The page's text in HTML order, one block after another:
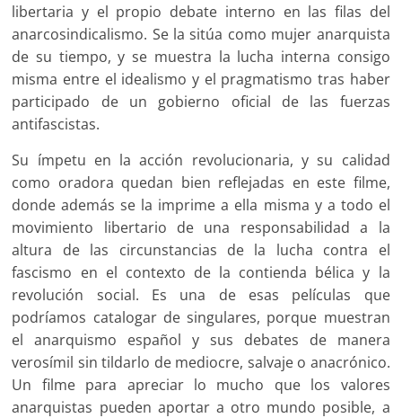
libertaria y el propio debate interno en las filas del
anarcosindicalismo. Se la sitúa como mujer anarquista
de su tiempo, y se muestra la lucha interna consigo
misma entre el idealismo y el pragmatismo tras haber
participado de un gobierno oficial de las fuerzas
antifascistas.
Su ímpetu en la acción revolucionaria, y su calidad
como oradora quedan bien reflejadas en este filme,
donde además se la imprime a ella misma y a todo el
movimiento libertario de una responsabilidad a la
altura de las circunstancias de la lucha contra el
fascismo en el contexto de la contienda bélica y la
revolución social. Es una de esas películas que
podríamos catalogar de singulares, porque muestran
el anarquismo español y sus debates de manera
verosímil sin tildarlo de mediocre, salvaje o anacrónico.
Un filme para apreciar lo mucho que los valores
anarquistas pueden aportar a otro mundo posible, a